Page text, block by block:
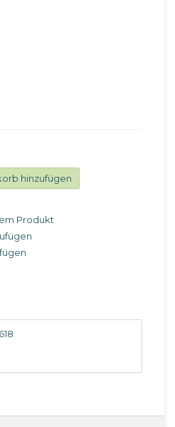
hinzufügen
Produkt